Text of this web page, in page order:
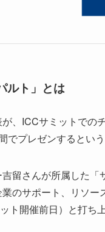
ルト」とは
、ICCサミットでの
でプレゼンするという
留さんが所属した
のサポート、リソ
ト開催前日）と打ち